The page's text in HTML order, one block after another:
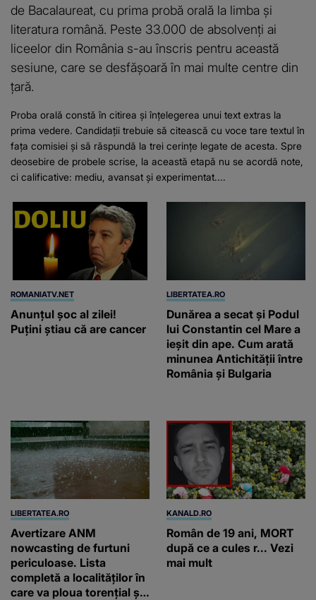
de Bacalaureat, cu prima probă orală la limba și
literatura română. Peste 33.000 de absolvenți ai
liceelor din România s-au înscris pentru această
sesiune, care se desfășoară în mai multe centre din
țară.
Proba orală constă în citirea și înțelegerea unui text extras la
prima vedere. Candidații trebuie să citească cu voce tare textul în
fața comisiei și să răspundă la trei cerințe legate de acesta. Spre
deosebire de probele scrise, la această etapă nu se acordă note,
ci calificative: mediu, avansat și experimentat....
ROMANIATV.NET
Anunţul şoc al zilei!
Puţini ştiau că are cancer
LIBERTATEA.RO
Dunărea a secat și Podul
lui Constantin cel Mare a
ieșit din ape. Cum arată
minunea Antichității între
România și Bulgaria
LIBERTATEA.RO
Avertizare ANM
nowcasting de furtuni
periculoase. Lista
completă a localităților în
care va ploua torențial și
KANALD.RO
Român de 19 ani, MORT
după ce a cules r... Vezi
mai mult